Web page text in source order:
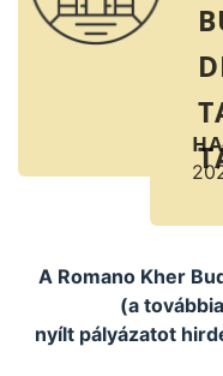
A Romano Kher
(a
nyílt pályázatot